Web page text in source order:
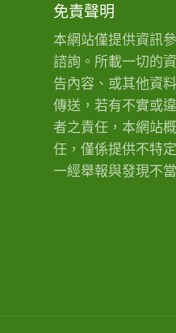
免責聲明
本網站僅提供資訊
諮詢。所載一切的
告內容、或其他資
傳送，若有不實或
者之責任，本網站
任，僅係提供不特
一經舉報與發現不